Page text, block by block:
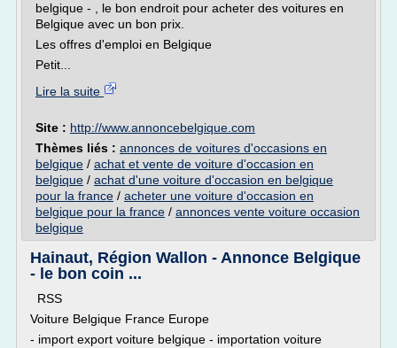
belgique - , le bon endroit pour acheter des voitures en
Belgique avec un bon prix.
Les offres d'emploi en Belgique
Petit...
Lire la suite
Site : http://www.annoncebelgique.com
Thèmes liés : annonces de voitures d'occasions en
belgique / achat et vente de voiture d'occasion en
belgique / achat d'une voiture d'occasion en belgique
pour la france / acheter une voiture d'occasion en
belgique pour la france / annonces vente voiture occasion
belgique
Hainaut, Région Wallon - Annonce Belgique
- le bon coin ...
RSS
Voiture Belgique France Europe
- import export voiture belgique - importation voiture